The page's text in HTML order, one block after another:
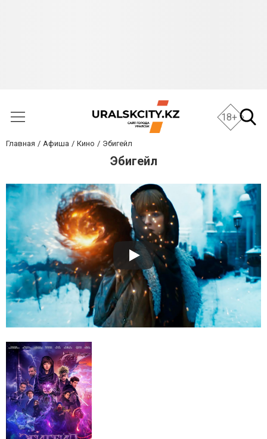
18+
Главная Афиша Кино Эбигейл
Эбигейл